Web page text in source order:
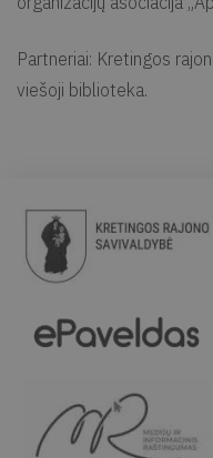
Partneriai: Kretingos
viešoji biblioteka.